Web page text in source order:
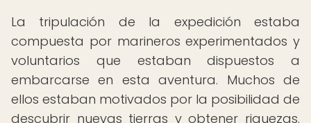
La tripulación de la expedición estaba
compuesta por marineros experimentados y
voluntarios que estaban dispuestos a
embarcarse en esta aventura. Muchos de
ellos estaban motivados por la posibilidad de
descubrir nuevas tierras y obtener riquezas.